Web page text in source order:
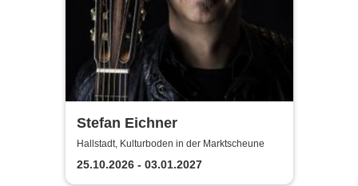
Stefan Eichner
Hallstadt, Kulturboden in der Marktscheune
25.10.2026 - 03.01.2027